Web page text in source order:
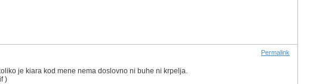
Permalink
je kiara kod mene nema doslovno ni buhe ni krpelja.
)